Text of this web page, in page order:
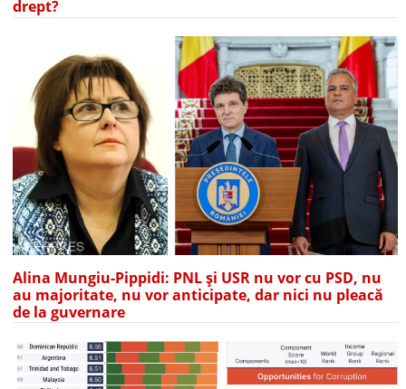
drept?
Alina Mungiu-Pippidi: PNL și USR nu vor cu PSD, nu
au majoritate, nu vor anticipate, dar nici nu pleacă
de la guvernare